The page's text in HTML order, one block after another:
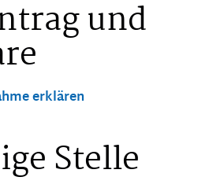
und
erklären
Stelle